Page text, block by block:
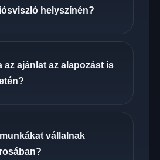
helyszínén?
az ajánlat az alapozást is
vállalnak